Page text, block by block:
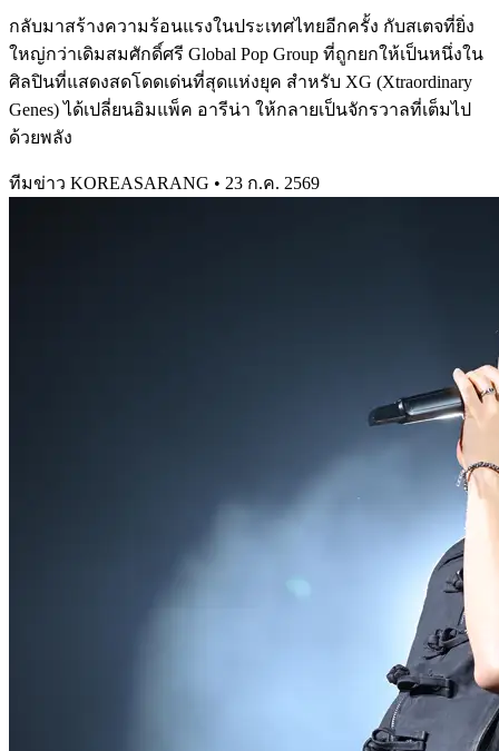
กลับมาสร้างความร้อนแรงในประเทศไทยอีกครั้ง กับสเตจที่ยิ่ง
ใหญ่กว่าเดิมสมศักดิ์ศรี Global Pop Group ที่ถูกยกให้เป็นหนึ่งใน
ศิลปินที่แสดงสดโดดเด่นที่สุดแห่งยุค สำหรับ XG (Xtraordinary
Genes) ได้เปลี่ยนอิมแพ็ค อารีน่า ให้กลายเป็นจักรวาลที่เต็มไป
ด้วยพลัง
ทีมข่าว KOREASARANG • 23 ก.ค. 2569